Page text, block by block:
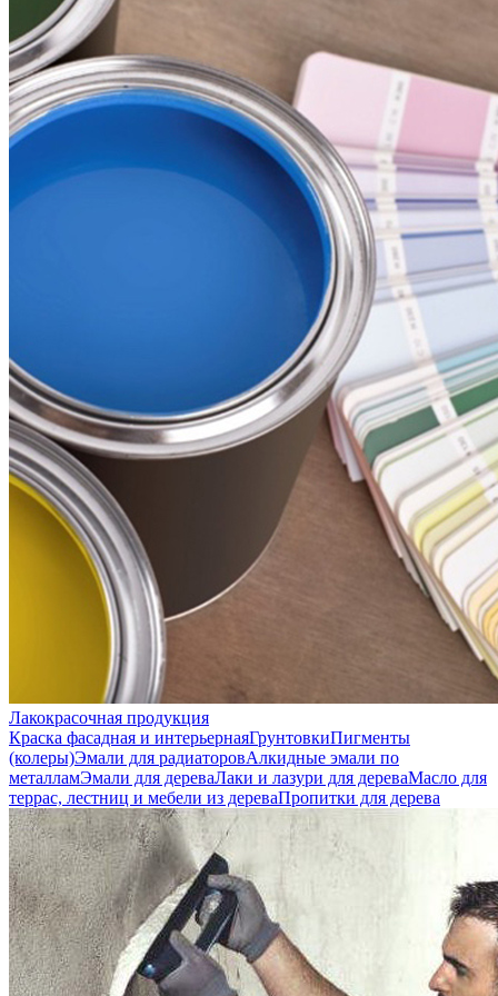
Лакокрасочная продукция
Краска фасадная и интерьернаяГрунтовкиПигменты
(колеры)Эмали для радиаторовАлкидные эмали по
металламЭмали для дереваЛаки и лазури для дереваМасло для
террас, лестниц и мебели из дереваПропитки для дерева